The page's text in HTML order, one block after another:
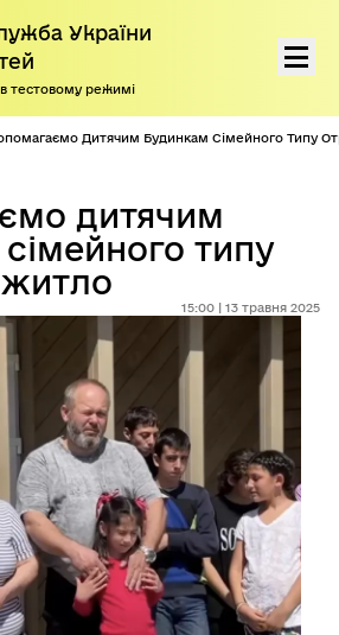
контенту
України
тестовому режимі
дітей і сімей
діяльність
Дитячим Будинкам Сімейного Типу
дитячим
типу
15:00 | 13 травня 2025